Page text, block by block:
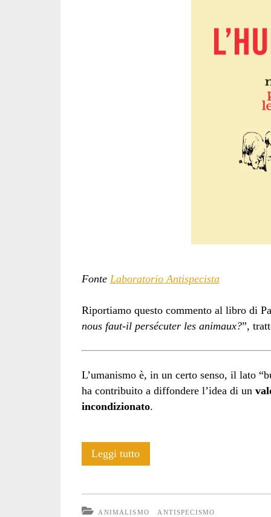
Fonte Laboratorio Antispecista
Riportiamo questo commento al libro di
nous faut-il persécuter les animaux?”,
L’umanismo è, in un certo senso, il lato
ha contribuito a diffondere l’idea di un
incondizionato.
Leggi tuttoL’umanismo
ANIMALISMO ANTISPECISMO